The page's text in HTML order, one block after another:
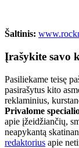
Šaltinis:
Įrašykite savo
Pasiliekame teisę
pasirašytus kito
reklaminius,
Privalome
apie įžeidžiančių,
neapykantą
redaktorius apie